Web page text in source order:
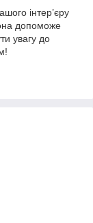
інтер’єру
допоможе
увагу до